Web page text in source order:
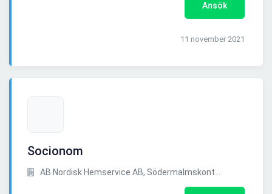
Ansök
11 november 2021
Socionom
AB Nordisk Hemservice AB, Södermalmskont ..